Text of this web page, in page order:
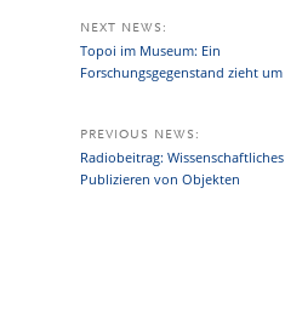
NEXT NEWS:
Topoi im Museum: Ein
Forschungsgegenstand zieht um
PREVIOUS NEWS:
Radiobeitrag: Wissenschaftliches
Publizieren von Objekten